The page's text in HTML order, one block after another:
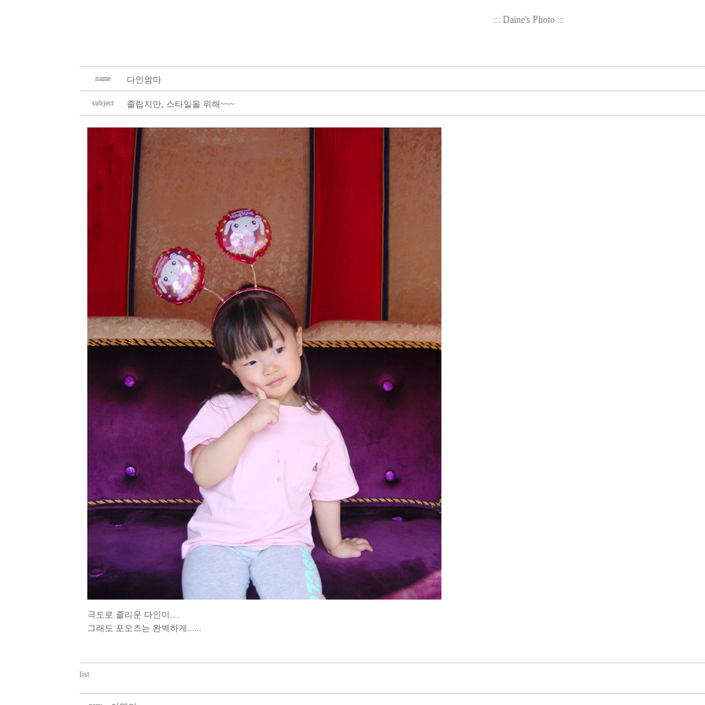
::: Daine's Photo :::
name 다인엄마
subject 졸립지만, 스타일을 위해~~~
극도로 졸리운 다인이....
그래도 포오즈는 완벽하게......
list